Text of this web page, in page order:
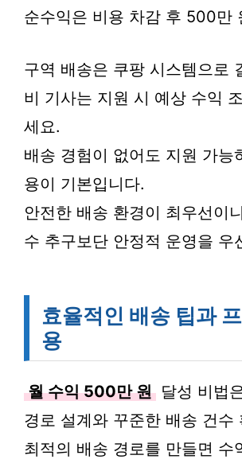
순수익은 비용 차감 후 500만
구역 배송은 쿠팡 시스템으로
비 기사는 지원 시 예상 수익
세요.
배송 경험이 없어도 지원 가능
용이 기본입니다.
안전한 배송 환경이 최우선이
수 추구보단 안정적 운영을 우
효율적인 배송 팁과
용
월 수익 500만 원 달성 비법
경로 설계와 꾸준한 배송 건수
최적의 배송 경로를 만들면 수